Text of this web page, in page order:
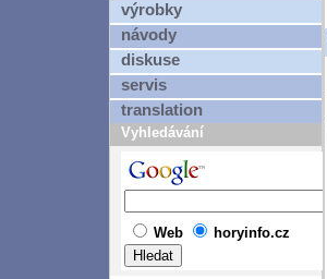
výrobky
návody
diskuse
servis
translation
Vyhledávání
Web horyinfo.cz